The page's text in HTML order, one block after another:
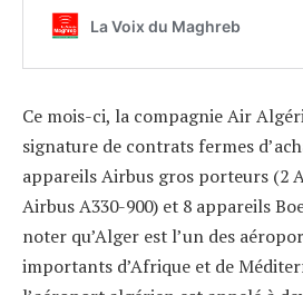
Ce mois-ci, la compagnie Air
signature de contrats fermes
appareils Airbus gros porteurs (2
Airbus A330-900) et 8 appareils
noter qu’Alger est l’un des
importants d’Afrique et de